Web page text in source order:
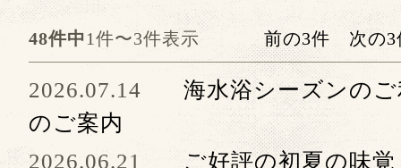
48件中 1件〜3件表示 前の3件 次の3
2026.07.14
海水浴シーズンの
のご案内
2026.06.21
ご好評の初夏の味